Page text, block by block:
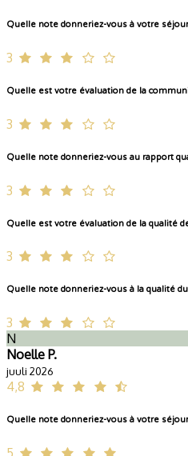
Quelle note donneriez-vous à votre
3
Quelle est votre évaluation de la
3
Quelle note donneriez-vous au rapport
3
Quelle est votre évaluation de la qualité
3
Quelle note donneriez-vous à la qualité du
3
N
Noelle P.
juuli 2026
4,8
Quelle note donneriez-vous à votre